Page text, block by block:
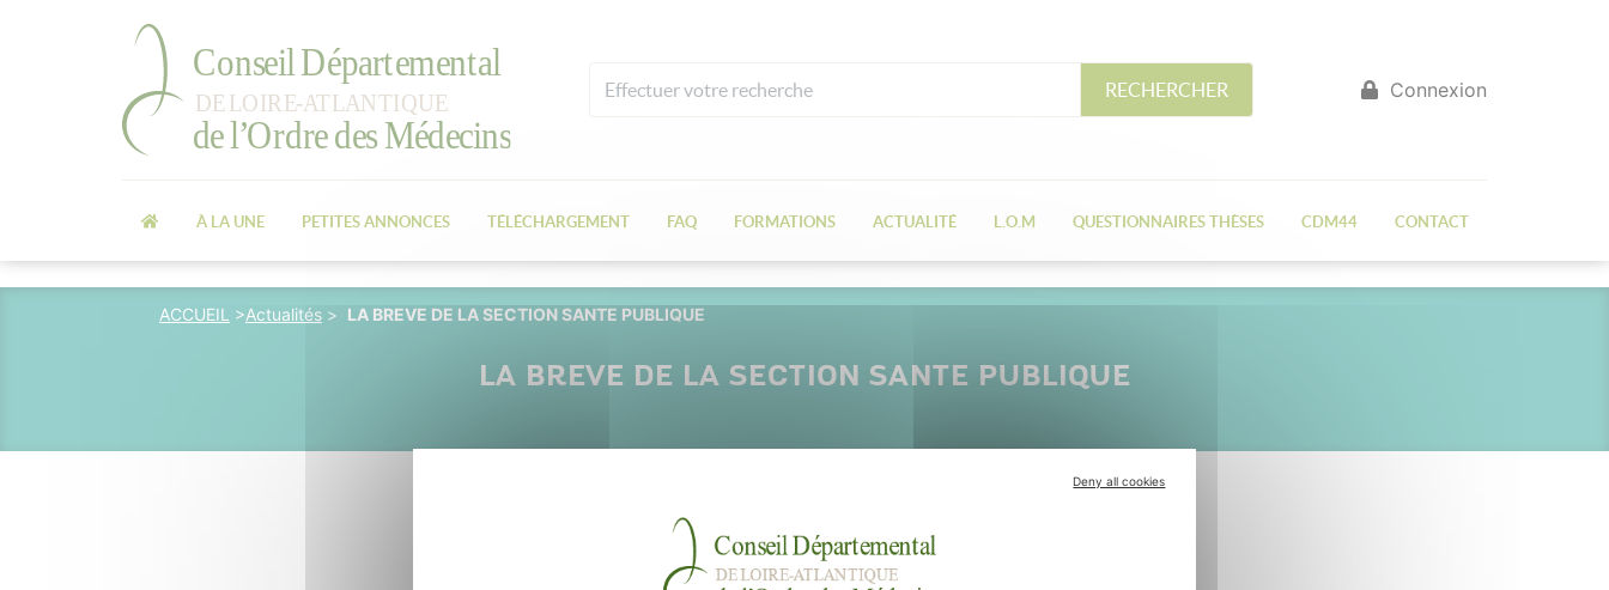
RECHERCHER Connexion
À LA UNE PETITES ANNONCES TÉLÉCHARGEMENT FAQ FORMATIONS ACTUALITÉ L.O.M QUESTIONNAIRES THÈSES CDM44 CONTACT
ACCUEIL >Actualités > LA BREVE DE LA SECTION SANTE PUBLIQUE
LA BREVE DE LA SECTION SANTE PUBLIQUE
Deny all cookies